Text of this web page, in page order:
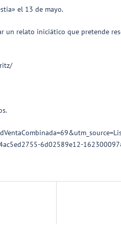
el 13 de mayo.
relato iniciático que pretende
6d02589e12-